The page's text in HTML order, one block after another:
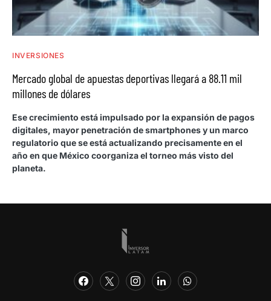
INVERSIONES
Mercado global de apuestas deportivas llegará a 88.11 mil
millones de dólares
Ese crecimiento está impulsado por la expansión de pagos
digitales, mayor penetración de smartphones y un marco
regulatorio que se está actualizando precisamente en el
año en que México coorganiza el torneo más visto del
planeta.